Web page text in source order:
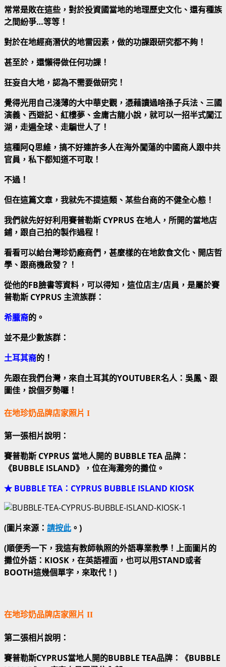
常常是敗在這些，對於投資國當地的地理歷史文化、還有種族
之間紛爭…等等！
對於在地經商潛伏的地雷因素，做的功課跟研究都不夠！
甚至於，還懶得做任何功課！
狂妄自大地，認為不需要做研究！
覺得光用自己淺薄的大中華史觀，憑藉讀過啥孫子兵法、三國
演義、西遊記、紅樓夢、金庸古龍小說，就可以一招半式闖江
湖，走遍全球、走騙世人了！
這種阿Q思維，搞不好連許多人在海外闖蕩的中國商人跟中共
官員，私下都知道不可取！
不過！
但在這篇文章，我就先不提這類、某些台商的不健全心態！
我們就先好好利用賽普勒斯 CYPRUS 在地人，所開的當地店
鋪，跟自己拍的製作過程！
看看可以給台灣珍奶廠商們，甚麼樣的在地飲食文化、開店哲
學、跟商機啟發？！
從他的FB臉書等資料，可以得知，這位店主/店員，是屬於賽
普勒斯 CYPRUS 主流族群：
希臘裔的。
並不是少數族群：
土耳其裔的！
先跟在我們台灣，來自土耳其的YOUTUBER名人：吳鳳、跟
圖佳，說個歹勢囉！
在地珍奶品牌店家照片 I
第一張相片說明：
賽普勒斯 CYPRUS 當地人開的 BUBBLE TEA 品牌：
《BUBBLE ISLAND》，位在海灘旁的攤位。
★ BUBBLE TEA：CYPRUS BUBBLE ISLAND KIOSK
(圖片來源： 請按此。)
(順便秀一下，我這有教師執照的外語專業教學！上面圖片的
攤位外語：KIOSK，在英語裡面，也可以用STAND或者
BOOTH這幾個單字，來取代！)
在地珍奶品牌店家照片 II
第二張相片說明：
賽普勒斯CYPRUS當地人開的BUBBLE TEA品牌：《BUBBLE